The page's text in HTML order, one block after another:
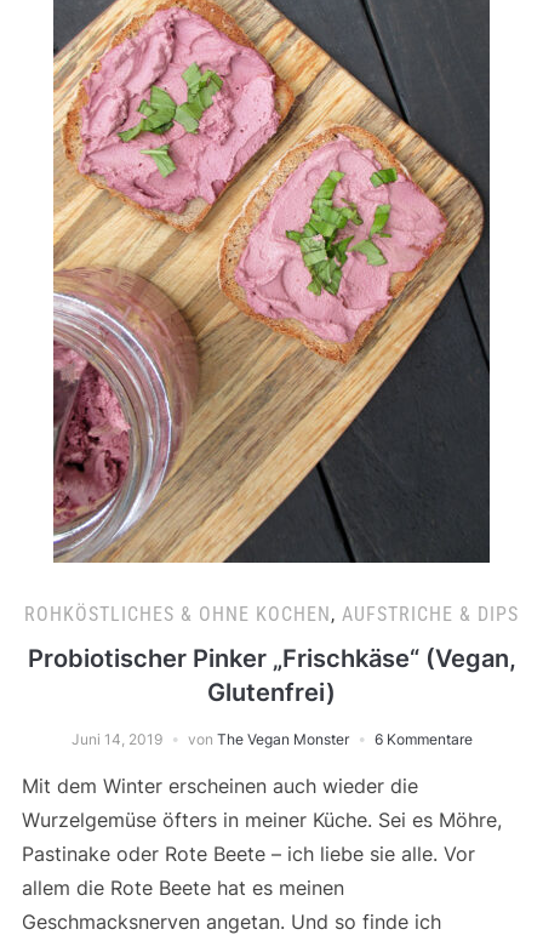
ROHKÖSTLICHES & OHNE KOCHEN, AUFSTRICHE & DIPS
Probiotischer Pinker „Frischkäse“ (Vegan,
Glutenfrei)
Juni 14, 2019 von The Vegan Monster 6 Kommentare
Mit dem Winter erscheinen auch wieder die
Wurzelgemüse öfters in meiner Küche. Sei es Möhre,
Pastinake oder Rote Beete – ich liebe sie alle. Vor
allem die Rote Beete hat es meinen
Geschmacksnerven angetan. Und so finde ich